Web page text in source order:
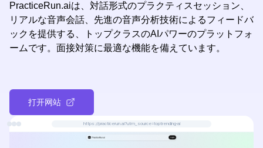
PracticeRun.aiは、対話形式のプラクティスセッション、
リアルな音声会話、先進の音声分析技術によるフィードバ
ックを提供する、トップクラスのAIパワーのプラットフォ
ームです。面接対策に最適な機能を備えています。
打开网站
https://practicerun.ai?utm_source=toptrending-ai